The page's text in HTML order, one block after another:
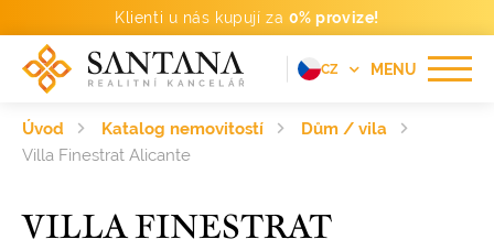
Klienti u nás kupují za 0% provize!
MENU
CZ
Úvod Katalog nemovitostí
Dům / vila
Villa Finestrat Alicante
VILLA FINESTRAT